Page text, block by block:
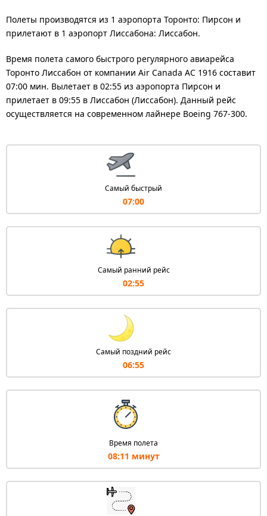
Полеты производятся из 1 аэропорта Торонто: Пирсон и
прилетают в 1 аэропорт Лиссабона: Лиссабон.
Время полета самого быстрого регулярного авиарейса
Торонто Лиссабон от компании Air Canada AC 1916 составит
07:00 мин. Вылетает в 02:55 из аэропорта Пирсон и
прилетает в 09:55 в Лиссабон (Лиссабон). Данный рейс
осуществляется на современном лайнере Boeing 767-300.
Самый быстрый
07:00
Самый ранний рейс
02:55
Самый поздний рейс
06:55
Время полета
08:11 минут